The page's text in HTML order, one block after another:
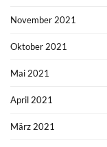
November 2021
Oktober 2021
Mai 2021
April 2021
März 2021